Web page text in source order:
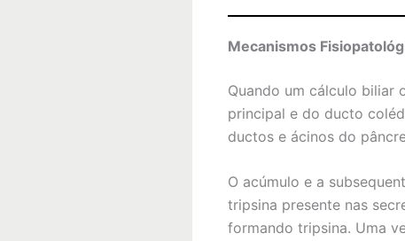
Mecanismos
Quando um cálculo biliar
principal e do ducto
ductos e ácinos do
O acúmulo e a
tripsina presente nas
formando tripsina. Uma